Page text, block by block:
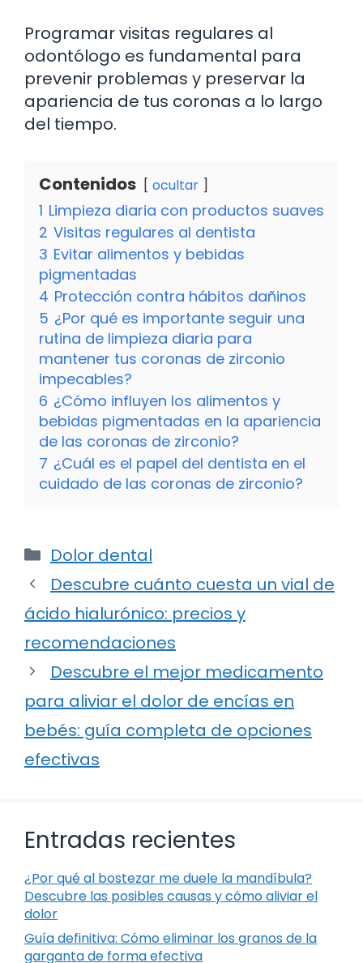
Programar visitas regulares al
odontólogo es fundamental para
prevenir problemas y preservar la
apariencia de tus coronas a lo largo
del tiempo.
Contenidos ocultar
1 Limpieza diaria con productos suaves
2 Visitas regulares al dentista
3 Evitar alimentos y bebidas
pigmentadas
4 Protección contra hábitos dañinos
5 ¿Por qué es importante seguir una
rutina de limpieza diaria para
mantener tus coronas de zirconio
impecables?
6 ¿Cómo influyen los alimentos y
bebidas pigmentadas en la apariencia
de las coronas de zirconio?
7 ¿Cuál es el papel del dentista en el
cuidado de las coronas de zirconio?
Categorías
Dolor dental
Descubre cuánto cuesta un vial de
ácido hialurónico: precios y
recomendaciones
Descubre el mejor medicamento
para aliviar el dolor de encías en
bebés: guía completa de opciones
efectivas
Entradas recientes
¿Por qué al bostezar me duele la mandíbula?
Descubre las posibles causas y cómo aliviar el
dolor
Guía definitiva: Cómo eliminar los granos de la
garganta de forma efectiva